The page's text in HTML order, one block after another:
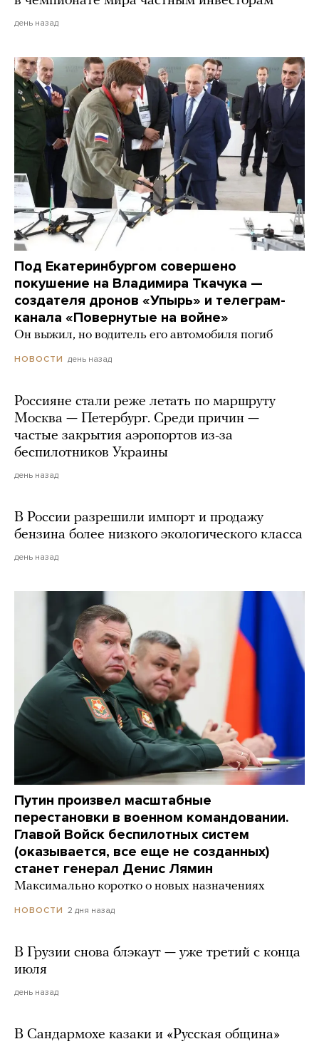
день назад
Под Екатеринбургом совершено
покушение на Владимира Ткачука —
создателя дронов «Упырь» и телеграм-
канала «Повернутые на войне»
Он выжил, но водитель его автомобиля погиб
НОВОСТИ день назад
Россияне стали реже летать по маршруту
Москва — Петербург. Среди причин —
частые закрытия аэропортов из-за
беспилотников Украины
день назад
В России разрешили импорт и продажу
бензина более низкого экологического класса
день назад
Путин произвел масштабные
перестановки в военном командовании.
Главой Войск беспилотных систем
(оказывается, все еще не созданных)
станет генерал Денис Лямин
Максимально коротко о новых назначениях
НОВОСТИ 2 дня назад
В Грузии снова блэкаут — уже третий с конца
июля
день назад
В Сандармохе казаки и «Русская община»